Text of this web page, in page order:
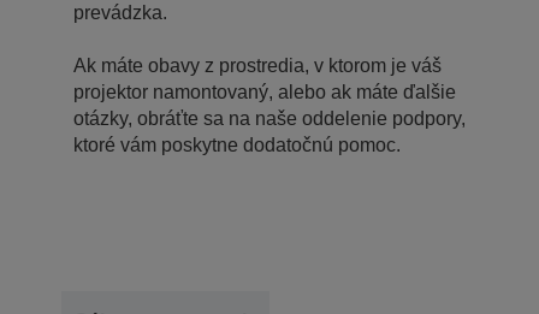
prevádzka.
Ak máte obavy z prostredia, v ktorom je váš
projektor namontovaný, alebo ak máte ďalšie
otázky, obráťte sa na naše oddelenie podpory,
ktoré vám poskytne dodatočnú pomoc.